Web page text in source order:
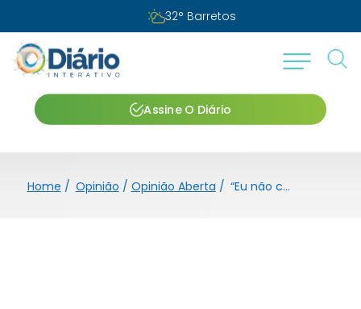
32° Barretos
Assine O Diário
Home / Opinião / Opinião Aberta / “Eu não consigo respirar”!